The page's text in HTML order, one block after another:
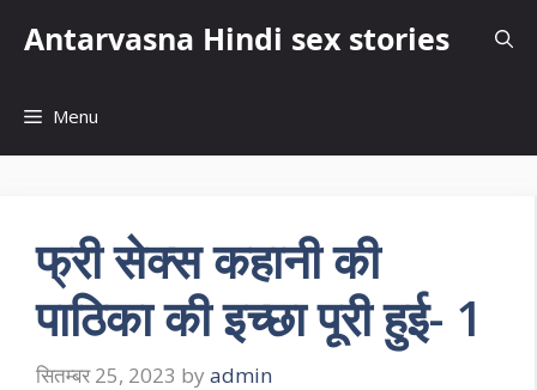
Antarvasna Hindi sex stories
Menu
फ्री सेक्स कहानी की
पाठिका की इच्छा पूरी हुई- 1
सितम्बर 25, 2023 by admin